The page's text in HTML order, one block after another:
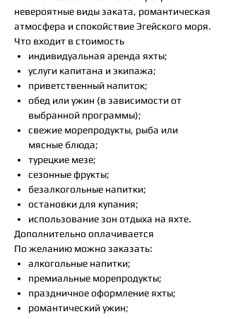
невероятные виды заката, романтическая
атмосфера и спокойствие Эгейского моря.
Что входит в стоимость
индивидуальная аренда яхты;
услуги капитана и экипажа;
приветственный напиток;
обед или ужин (в зависимости от
выбранной программы);
свежие морепродукты, рыба или
мясные блюда;
турецкие мезе;
сезонные фрукты;
безалкогольные напитки;
остановки для купания;
использование зон отдыха на яхте.
Дополнительно оплачивается
По желанию можно заказать:
алкогольные напитки;
премиальные морепродукты;
праздничное оформление яхты;
романтический ужин;